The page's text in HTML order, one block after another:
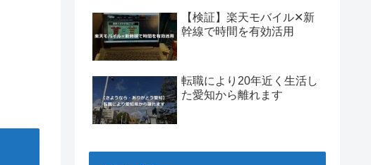
【検証】楽天モバイル✕新
幹線で時間を有効活用
転職により20年近く生活し
た愛知から離れます